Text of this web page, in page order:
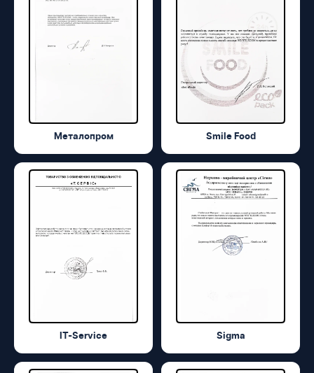
Металопром Smile Food
IT-Service Sigma